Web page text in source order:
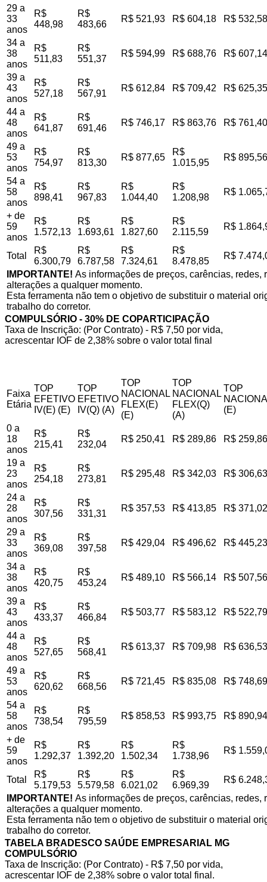
29 a
33
anos
R$
448,98
R$
483,66
R$ 521,93 R$ 604,18 R$ 532,58
34 a
38
anos
R$
511,83
R$
551,37
R$ 594,99 R$ 688,76 R$ 607,14
39 a
43
anos
R$
527,18
R$
567,91
R$ 612,84 R$ 709,42 R$ 625,35
44 a
48
anos
R$
641,87
R$
691,46
R$ 746,17 R$ 863,76 R$ 761,40
49 a
53
anos
R$
754,97
R$
813,30
R$ 877,65
R$
1.015,95
R$ 895,56
54 a
58
anos
R$
898,41
R$
967,83
R$
1.044,40
R$
1.208,98
R$
+ de
59
anos
R$
1.572,13
R$
1.693,61
R$
1.827,60
R$
2.115,59
R$
Total
R$
6.300,79
R$
6.787,58
R$
7.324,61
R$
8.478,85
R$
IMPORTANTE! As informações de preços, carências,
alterações a qualquer momento.
Esta ferramenta não tem o objetivo de substituir o material
trabalho do corretor.
COMPULSÓRIO - 30% DE COPARTICIPAÇÃO
Taxa de Inscrição: (Por Contrato) - R$ 7,50 por vida,
acrescentar IOF de 2,38% sobre o valor total final
Faixa
Etária
TOP
EFETIVO
IV(E) (E)
TOP
EFETIVO
IV(Q) (A)
TOP
NACIONAL
FLEX(E)
(E)
TOP
NACIONAL
FLEX(Q)
(A)
TOP
(E)
0 a
18
anos
R$
215,41
R$
232,04
R$ 250,41 R$ 289,86 R$ 259,86
19 a
23
anos
R$
254,18
R$
273,81
R$ 295,48 R$ 342,03 R$ 306,63
24 a
28
anos
R$
307,56
R$
331,31
R$ 357,53 R$ 413,85 R$ 371,02
29 a
33
anos
R$
369,08
R$
397,58
R$ 429,04 R$ 496,62 R$ 445,23
34 a
38
anos
R$
420,75
R$
453,24
R$ 489,10 R$ 566,14 R$ 507,56
39 a
43
anos
R$
433,37
R$
466,84
R$ 503,77 R$ 583,12 R$ 522,79
44 a
48
anos
R$
527,65
R$
568,41
R$ 613,37 R$ 709,98 R$ 636,53
49 a
53
anos
R$
620,62
R$
668,56
R$ 721,45 R$ 835,08 R$ 748,69
54 a
58
anos
R$
738,54
R$
795,59
R$ 858,53 R$ 993,75 R$ 890,94
+ de
59
anos
R$
1.292,37
R$
1.392,20
R$
1.502,34
R$
1.738,96
R$
Total
R$
5.179,53
R$
5.579,58
R$
6.021,02
R$
6.969,39
R$
IMPORTANTE! As informações de preços, carências,
alterações a qualquer momento.
Esta ferramenta não tem o objetivo de substituir o material
trabalho do corretor.
TABELA BRADESCO SAÚDE EMPRESARIAL MG
COMPULSÓRIO
Taxa de Inscrição: (Por Contrato) - R$ 7,50 por vida,
acrescentar IOF de 2,38% sobre o valor total final.